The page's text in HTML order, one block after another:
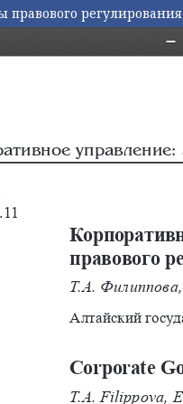
правового регулирования